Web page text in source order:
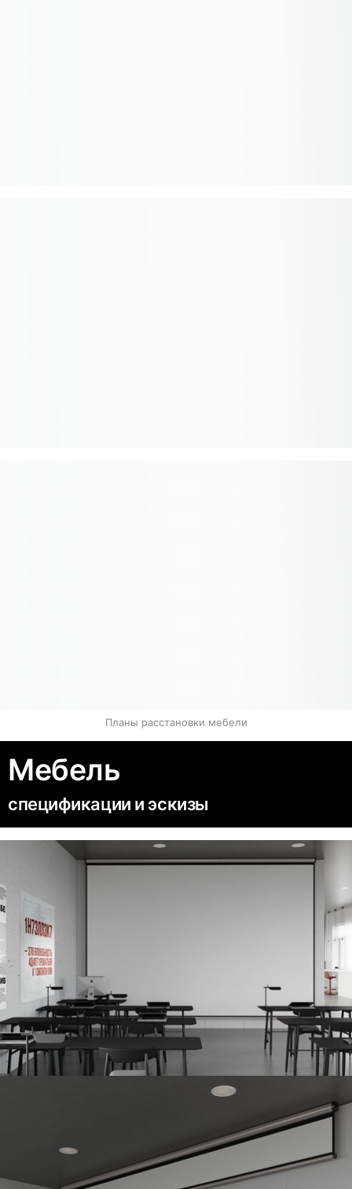
Планы расстановки мебели
Мебель
спецификации и эскизы